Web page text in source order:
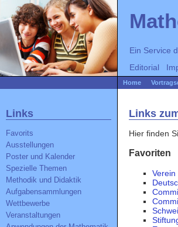
Links
Favorits
Ausstellungen
Poster und Kalender
Spezielle Themen
Methodik und Didaktik
Aufgabensammlungen
Wettbewerbe
Veranstaltungen
Links
Hier finden
Favoriten
Ein Service
Editorial
Home